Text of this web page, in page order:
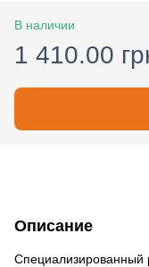
В наличии
1 410.00
Описание
Специализированный